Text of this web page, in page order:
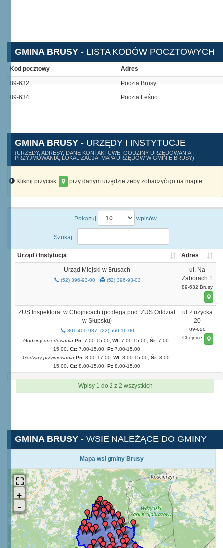
GMINA BRUSY - LISTA KODÓW POCZTOWYCH
Kod pocztowy Adres
89-632
Poczta Brusy
89-634
Poczta Leśno
GMINA BRUSY - URZĘDY I INSTYTUCJE
(URZĘDY, ADRESY, DANE KONTAKTOWE, GODZINY URZĘDOWANIA I
PRZYJMOWANIA, LOKALIZACJA, MAPA URZĘDÓW W GMINIE BRUSY)
Kliknij przycisk przy danym urzędzie żeby zobaczyć go na mapie.
Pokazuj wpisów
Szukaj:
Urząd / Instytucja Adres
Urząd Miejski w Brusach
(52) 396-93-00 (52) 396-93-03
ul. Na
Zaborach 1
89-632 Brusy
ZUS Inspektorat w Chojnicach (podlega pod: ZUS Oddział
w Słupsku)
801 400 987, (22) 560 16 00
Godziny urzędowania:Pn: 7.00-15.00, Wt: 7.00-15.00, Śr: 7.00-
15.00, Cz: 7.00-15.00, Pt: 7.00-15.00
Godziny przyjmowania:Pn:8.00-17.00, Wt:8.00-15.00, Śr:8.00-
15.00, Cz: 8.00-15.00, Pt: 8.00-15.00
ul. Łużycka
20
89-620
Chojnice
Wpisy 1 do 2 z 2 wszystkich
GMINA BRUSY - WSIE NALEŻĄCE DO GMINY
Mapa wsi gminy Brusy